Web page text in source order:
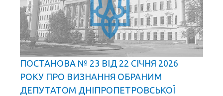
ПОСТАНОВА № 23 ВІД 22 СІЧНЯ 2026
РОКУ ПРО ВИЗНАННЯ ОБРАНИМ
ДЕПУТАТОМ ДНІПРОПЕТРОВСЬКОЇ